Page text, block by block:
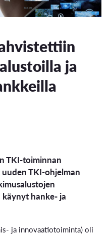
ja
TKI-toiminnan
TKI-ohjelman
käynyt hanke- ja
ja innovaatiotoiminta) oli